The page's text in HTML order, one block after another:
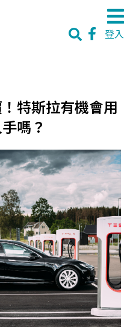
登入
特斯拉有機會用
嗎？